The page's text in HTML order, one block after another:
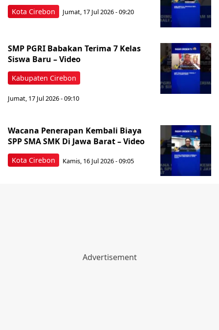
Kota Cirebon Jumat, 17 Jul 2026 - 09:20
Kabupaten Cirebon
SMP PGRI Babakan Terima 7 Kelas
Siswa Baru – Video
Jumat, 17 Jul 2026 - 09:10
Kota Cirebon
Wacana Penerapan Kembali Biaya
SPP SMA SMK Di Jawa Barat – Video
Kamis, 16 Jul 2026 - 09:05